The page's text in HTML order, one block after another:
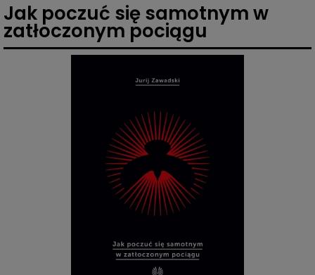
Jak poczuć się samotnym w
zatłoczonym pociągu